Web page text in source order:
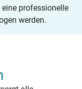
professionelle
werden.